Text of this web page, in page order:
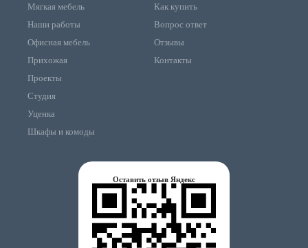
Мягкая мебель
Наши работы
Офисная мебель
Прихожая
Проекты
Студия
Уценка
Шкафы и комоды
Как купить
Вопрос ответ
Отзывы
Контакты
Оставить отзыв Яндекс